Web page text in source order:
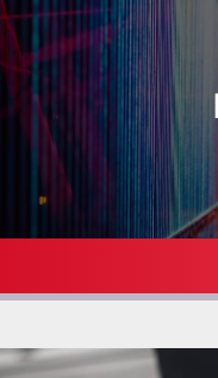
Skip
to
the
content